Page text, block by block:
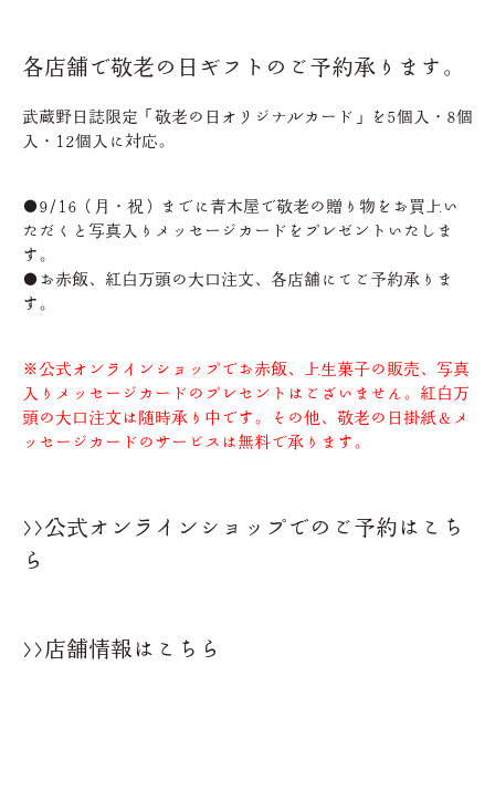
各店舗で敬老の日ギフトのご予約承ります。
武蔵野日誌限定「敬老の日オリジナルカード」を5個入・8個
入・12個入に対応。
●9/16（月・祝）までに青木屋で敬老の贈り物をお買上い
ただくと写真入りメッセージカードをプレゼントいたしま
す。
●お赤飯、紅白万頭の大口注文、各店舗にてご予約承りま
す。
※公式オンラインショップでお赤飯、上生菓子の販売、写真
入りメッセージカードのプレセント はございません。紅白万
頭の大口注文は随時承り中です。その他、敬老の日掛紙＆メ
ッセージカードのサービスは無料で承ります。
>>公式オンラインショップでのご予約はこち
ら
>>店舗情報はこちら